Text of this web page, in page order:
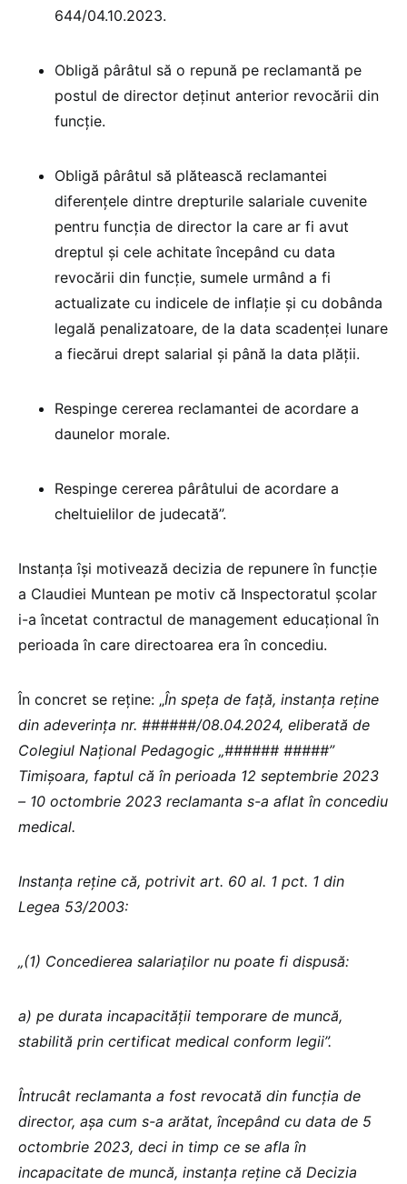
644/04.10.2023.
Obligă pârâtul să o repună pe reclamantă pe
postul de director deținut anterior revocării din
funcție.
Obligă pârâtul să plătească reclamantei
diferențele dintre drepturile salariale cuvenite
pentru funcția de director la care ar fi avut
dreptul și cele achitate începând cu data
revocării din funcție, sumele urmând a fi
actualizate cu indicele de inflație și cu dobânda
legală penalizatoare, de la data scadenței lunare
a fiecărui drept salarial și până la data plății.
Respinge cererea reclamantei de acordare a
daunelor morale.
Respinge cererea pârâtului de acordare a
cheltuielilor de judecată”.
Instanța își motivează decizia de repunere în funcție
a Claudiei Muntean pe motiv că Inspectoratul școlar
i-a încetat contractul de management educațional în
perioada în care directoarea era în concediu.
În concret se reține: „În speţa de faţă, instanţa reţine
din adeverinţa nr. ######/08.04.2024, eliberată de
Colegiul Naţional Pedagogic „###### #####”
Timişoara, faptul că în perioada 12 septembrie 2023
– 10 octombrie 2023 reclamanta s-a aflat în concediu
medical.
Instanţa reţine că, potrivit art. 60 al. 1 pct. 1 din
Legea 53/2003:
„(1) Concedierea salariaţilor nu poate fi dispusă:
a) pe durata incapacităţii temporare de muncă,
stabilită prin certificat medical conform legii”.
Întrucât reclamanta a fost revocată din funcția de
director, aşa cum s-a arătat, începând cu data de 5
octombrie 2023, deci in timp ce se afla în
incapacitate de muncă, instanţa reţine că Decizia